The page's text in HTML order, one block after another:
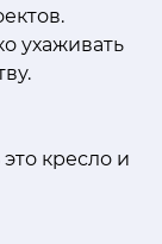
ухаживать
кресло и